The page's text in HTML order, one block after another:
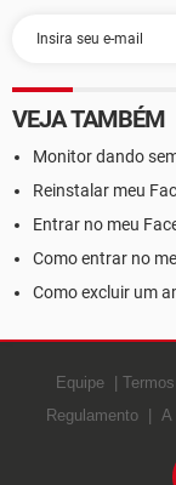
VEJA TAMBÉM
Monitor dando
Reinstalar meu
Entrar no meu
Como entrar no
Como excluir um
Equipe
Regulamento
A